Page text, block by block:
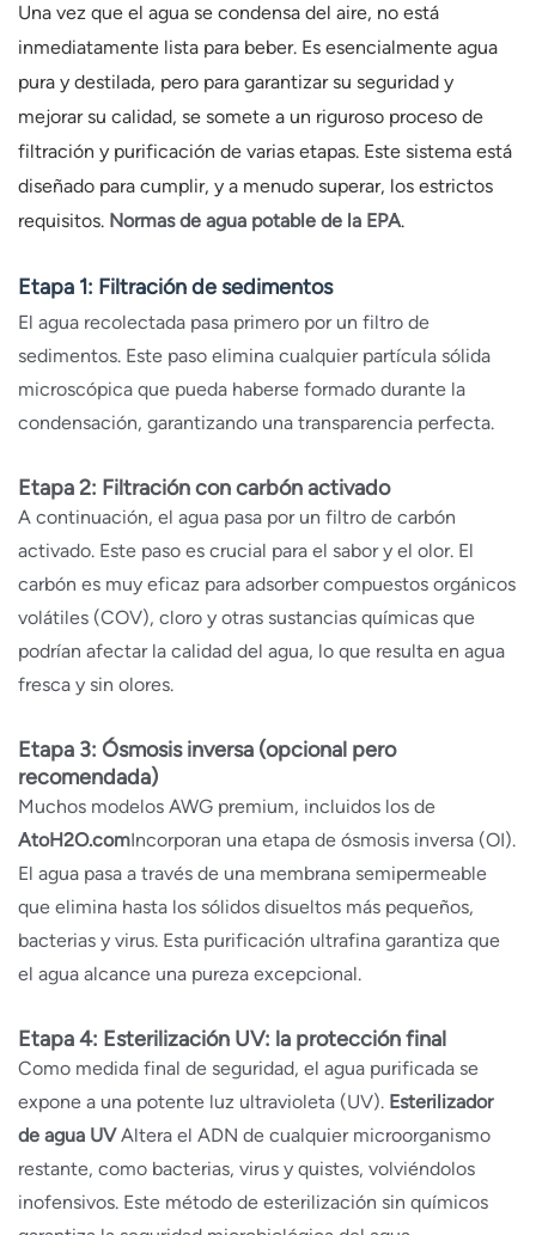
Una vez que el agua se condensa del aire, no está
inmediatamente lista para beber. Es esencialmente agua
pura y destilada, pero para garantizar su seguridad y
mejorar su calidad, se somete a un riguroso proceso de
filtración y purificación de varias etapas. Este sistema está
diseñado para cumplir, y a menudo superar, los estrictos
requisitos. Normas de agua potable de la EPA.
Etapa 1: Filtración de sedimentos
El agua recolectada pasa primero por un filtro de
sedimentos. Este paso elimina cualquier partícula sólida
microscópica que pueda haberse formado durante la
condensación, garantizando una transparencia perfecta.
Etapa 2: Filtración con carbón activado
A continuación, el agua pasa por un filtro de carbón
activado. Este paso es crucial para el sabor y el olor. El
carbón es muy eficaz para adsorber compuestos orgánicos
volátiles (COV), cloro y otras sustancias químicas que
podrían afectar la calidad del agua, lo que resulta en agua
fresca y sin olores.
Etapa 3: Ósmosis inversa (opcional pero
recomendada)
Muchos modelos AWG premium, incluidos los de
AtoH2O.comIncorporan una etapa de ósmosis inversa (OI).
El agua pasa a través de una membrana semipermeable
que elimina hasta los sólidos disueltos más pequeños,
bacterias y virus. Esta purificación ultrafina garantiza que
el agua alcance una pureza excepcional.
Etapa 4: Esterilización UV: la protección final
Como medida final de seguridad, el agua purificada se
expone a una potente luz ultravioleta (UV). Esterilizador
de agua UVAltera el ADN de cualquier microorganismo
restante, como bacterias, virus y quistes, volviéndolos
inofensivos. Este método de esterilización sin químicos